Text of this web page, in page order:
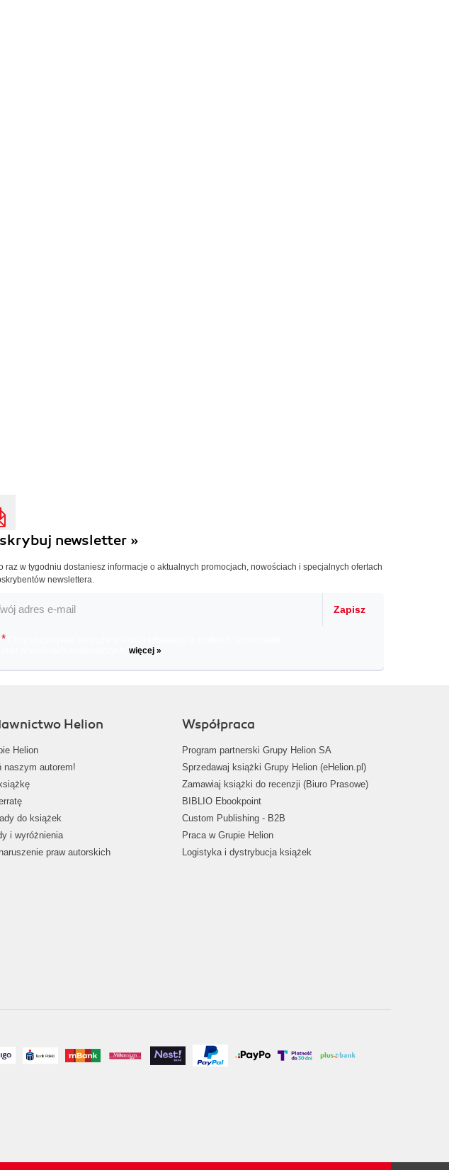
newsletter »
raz w tygodniu dostaniesz informacje o aktualnych promocjach, nowościach i specjalnych ofertach
newslettera.
Zapisz
*
więcej »
Helion
Helion
naszym autorem!
do książek
i wyróżnienia
praw autorskich
Współpraca
Program partnerski Grupy Helion SA
Sprzedawaj książki Grupy Helion (eHelion.pl)
Zamawiaj książki do recenzji (Biuro Prasowe)
BIBLIO Ebookpoint
Custom Publishing - B2B
Praca w Grupie Helion
Logistyka i dystrybucja książek